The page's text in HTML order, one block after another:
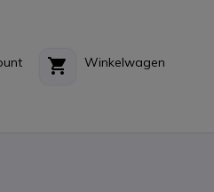
Winkelwagen